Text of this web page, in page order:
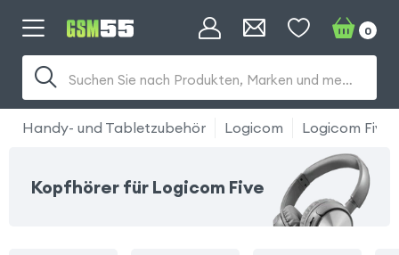
Suchen Sie nach Produkten, Marken und mehr...
0
Handy- und Tabletzubehör Logicom Logicom Five
Kopfhörer für Logicom Five